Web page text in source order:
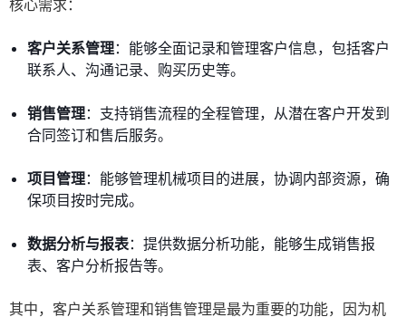
核心需求：
客户关系管理：能够全面记录和管理客户信息，包括客户
联系人、沟通记录、购买历史等。
销售管理：支持销售流程的全程管理，从潜在客户开发到
合同签订和售后服务。
项目管理：能够管理机械项目的进展，协调内部资源，确
保项目按时完成。
数据分析与报表：提供数据分析功能，能够生成销售报
表、客户分析报告等。
其中，客户关系管理和销售管理是最为重要的功能，因为机